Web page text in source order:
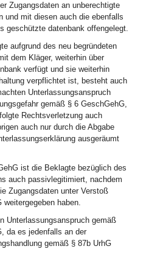
Zugangsdaten an unberechtigte
und mit diesen auch die ebenfalls
geschützte datenbank offengelegt.
aufgrund des neu begründeten
dem Kläger, weiterhin über
verfügt und sie weiterhin
verpflichtet ist, besteht auch
Unterlassungsanspruch
gemäß § 6 GeschGehG,
Rechtsverletzung auch
auch nur durch die Abgabe
ausgeräumt
ist die Beklagte bezüglich des
auch passivlegitimiert, nachdem
Zugangsdaten unter Verstoß
weitergegeben haben.
Unterlassungsanspruch gemäß
da es jedenfalls an der
gemäß § 87b UrhG